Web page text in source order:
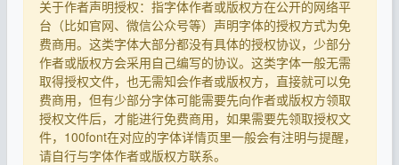
关于作者声明授权：指字体作者或版权方在公开的网络平
台（比如官网、微信公众号等）声明字体的授权方式为免
费商用。这类字体大部分都没有具体的授权协议，少部分
作者或版权方会采用自己编写的协议。这类字体一般无需
取得授权文件，也无需知会作者或版权方，直接就可以免
费商用，但有少部分字体可能需要先向作者或版权方领取
授权文件后，才能进行免费商用，如果需要先领取授权文
件，100font在对应的字体详情页里一般会有注明与提醒，
请自行与字体作者或版权方联系。